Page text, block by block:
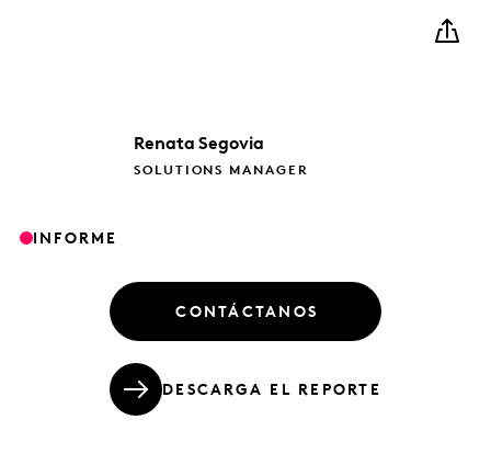
Renata Segovia
SOLUTIONS MANAGER
INFORME
CONTÁCTANOS
DESCARGA EL REPORTE